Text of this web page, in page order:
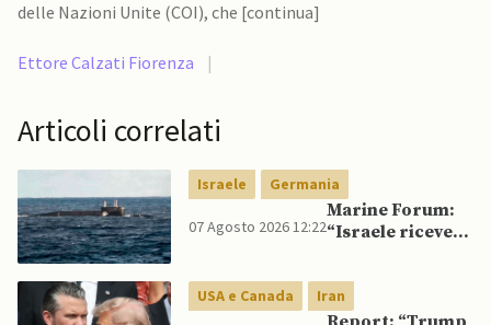
delle Nazioni Unite (COI), che [continua]
Ettore Calzati Fiorenza |
Articoli correlati
Israele Germania
07 Agosto 2026 12:22
Marine Forum:
“Israele riceve
sottomarino INS
Drakon dopo 14
anni”
USA e Canada Iran